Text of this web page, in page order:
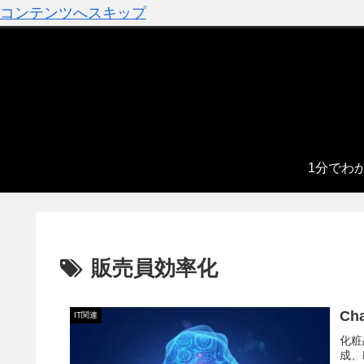
コンテンツへスキップ
1分でわ
販売員効率化
IT関連
化
成